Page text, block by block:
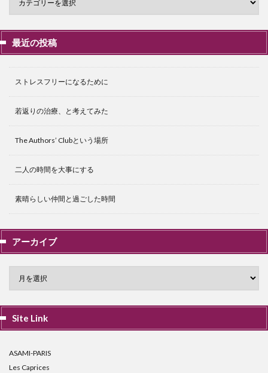
最近の投稿
ストレスフリーになるために
若返りの治療、と考えてみた
The Authors’ Clubという場所
二人の時間を大事にする
素晴らしい仲間と過ごした時間
アーカイブ
Site Link
ASAMI-PARIS
Les Caprices